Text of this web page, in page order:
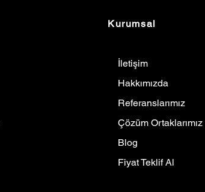
Kurumsal
İletişim
Hakkımızda
Referanslarımız
Çözüm Ortaklarımız
Blog
Fiyat Teklif Al